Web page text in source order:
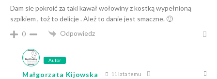
Dam sie pokroić za taki kawał wołowiny z kostką wypełnioną
szpikiem , toż to delicje . Ależ to danie jest smaczne. 🙂
0
Odpowiedz
Autor
Małgorzata Kijowska 11 lata temu